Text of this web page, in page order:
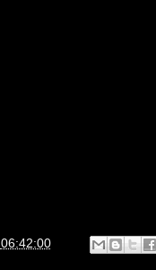
06:42:00